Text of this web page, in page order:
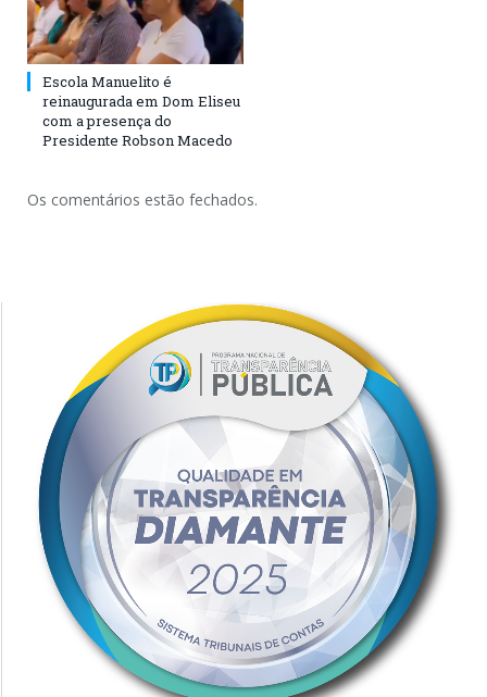
Escola Manuelito é
reinaugurada em Dom Eliseu
com a presença do
Presidente Robson Macedo
Os comentários estão fechados.